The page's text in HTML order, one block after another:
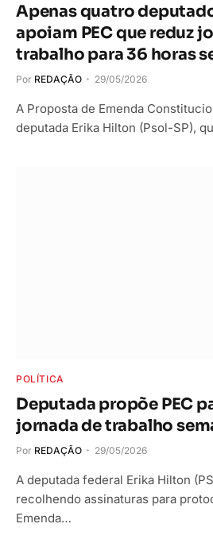
Apenas quatro
apoiam PEC que reduz
trabalho para 36 horas
Por REDAÇÃO 29/05/2026
A Proposta de Emenda
deputada Erika Hilton (Psol-SP),
POLÍTICA
Deputada propõe PEC
jornada de trabalho
Por REDAÇÃO 29/05/2026
A deputada federal Erika Hilton
recolhendo assinaturas para
Emenda…